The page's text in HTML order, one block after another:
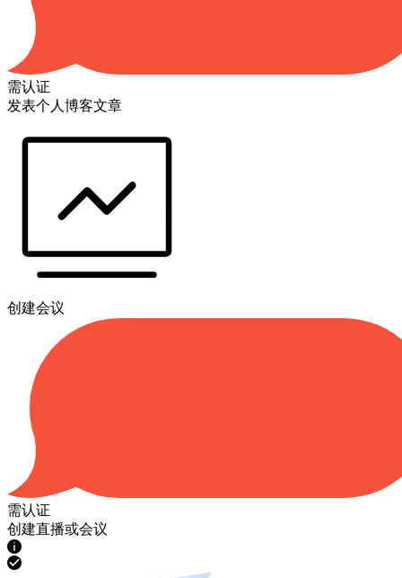
需认证
发表个人博客文章
创建会议
需认证
创建直播或会议